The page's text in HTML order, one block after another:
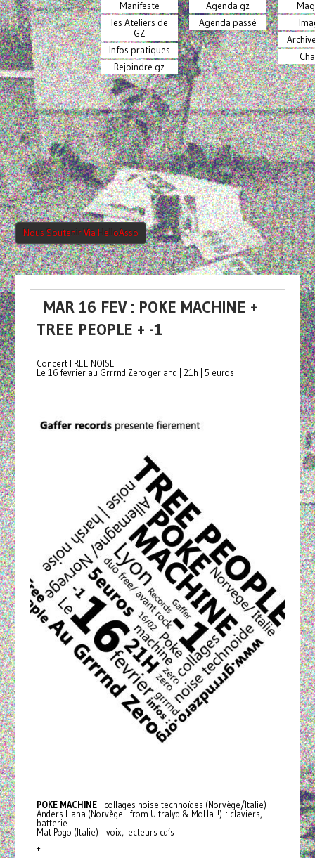
Manifeste
les Ateliers de
GZ
Infos pratiques
Rejoindre gz
Agenda gz
Agenda passé
Nous Soutenir Via HelloAsso
MAR 16 FEV : POKE MACHINE +
TREE PEOPLE + -1
Concert FREE NOISE
Le 16 fevrier au Grrrnd Zero gerland | 21h | 5 euros
POKE MACHINE- collages noise technoïdes (Norvège/Italie)
Anders Hana (Norvège - from Ultralyd & MoHa !) : claviers,
batterie
Mat Pogo (Italie) : voix, lecteurs cd’s
+